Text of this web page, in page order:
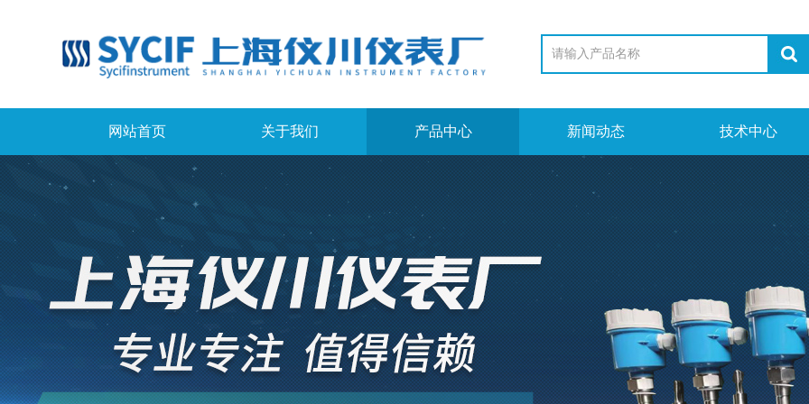
网站首页 关于我们 产品中心 新闻动态 技术中心